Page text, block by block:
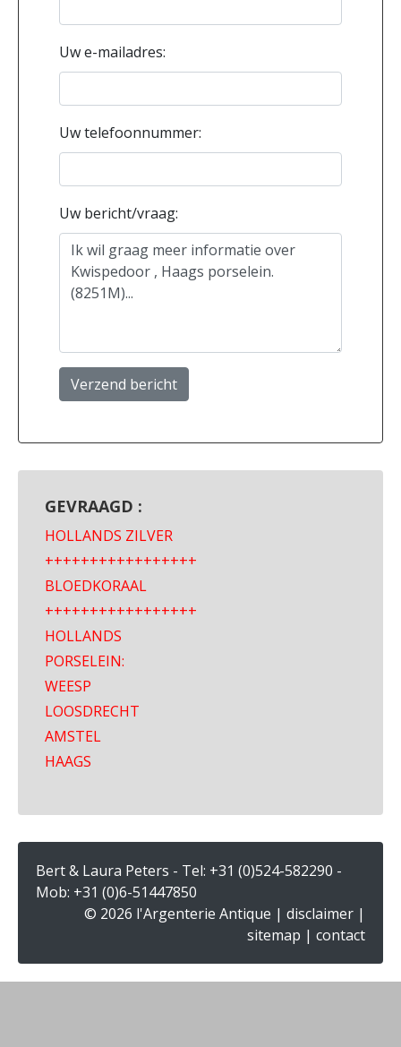
Uw e-mailadres:
Uw telefoonnummer:
Uw bericht/vraag:
Verzend bericht
GEVRAAGD :
HOLLANDS ZILVER
+++++++++++++++++
BLOEDKORAAL
+++++++++++++++++
HOLLANDS
PORSELEIN:
WEESP
LOOSDRECHT
AMSTEL
HAAGS
Bert & Laura Peters - Tel: +31 (0)524-582290 -
Mob: +31 (0)6-51447850
© 2026 l'Argenterie Antique | disclaimer |
sitemap | contact